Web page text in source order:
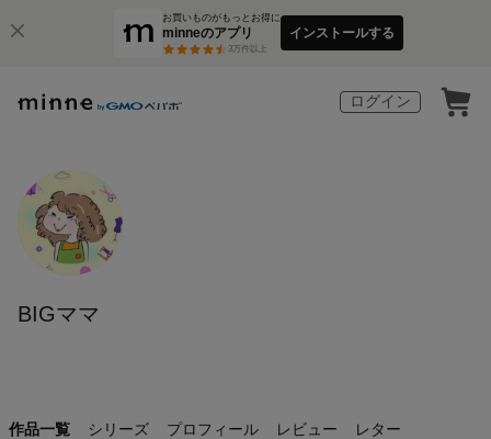
お買いものがもっとお得に
minneのアプリ
3万件以上
インストールする
ログイン
BIGママ
作品一覧 シリーズ プロフィール レビュー レター